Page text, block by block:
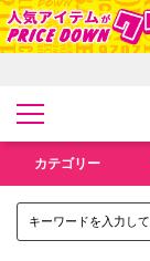
カテゴリー